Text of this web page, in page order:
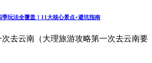
季玩法全覆盖！11大核心景点+避坑指南